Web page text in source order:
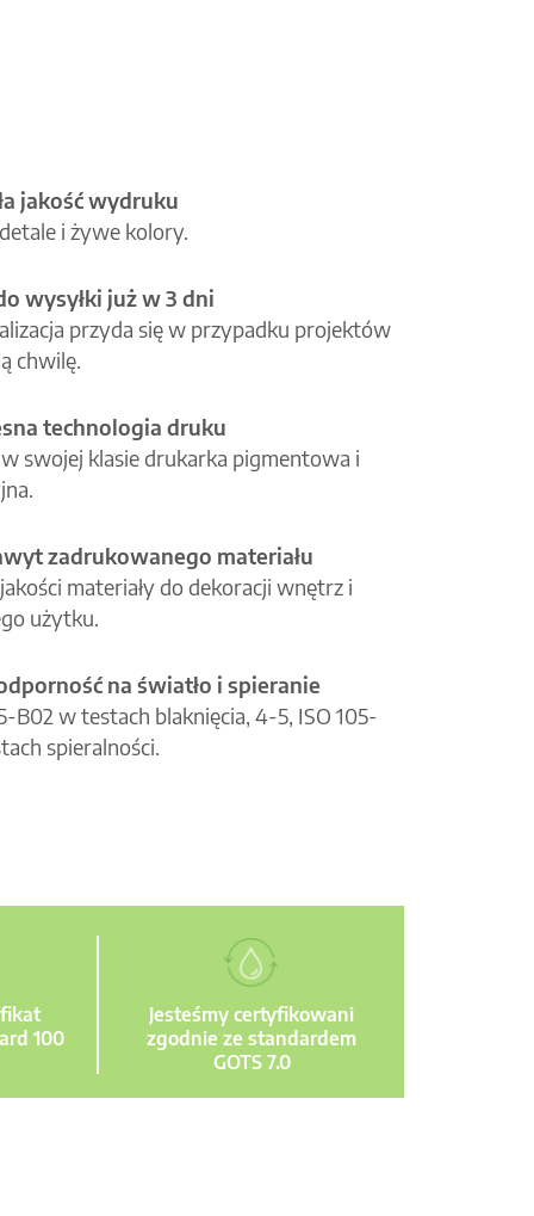
jakość wydruku
i żywe kolory.
wysyłki już w 3 dni
przyda się w przypadku projektów
chwilę.
technologia druku
swojej klasie drukarka pigmentowa i
zadrukowanego materiału
materiały do dekoracji wnętrz i
użytku.
na światło i spieranie
B02 w testach blaknięcia, 4-5, ISO 105-
spieralności.
100
Jesteśmy certyfikowani
zgodnie ze standardem
GOTS 7.0